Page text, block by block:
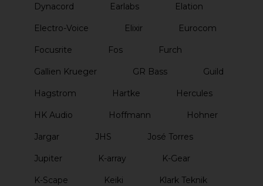
Dynacord Earlabs Elation
Electro-Voice Elixir Eurocom
Focusrite Fos Furch
Gallien Krueger GR Bass Guild
Hagstrom Hartke Hercules
HK Audio Hoffmann Hohner
Jargar JHS José Torres
Jupiter K-array K-Gear
K-Scape Keiki Klark Teknik